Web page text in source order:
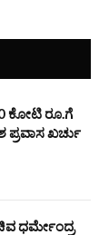
ಕೋಟಿ ರೂ.ಗೆ
ಪ್ರವಾಸ ಖರ್ಚು
ಧರ್ಮೇಂದ್ರ